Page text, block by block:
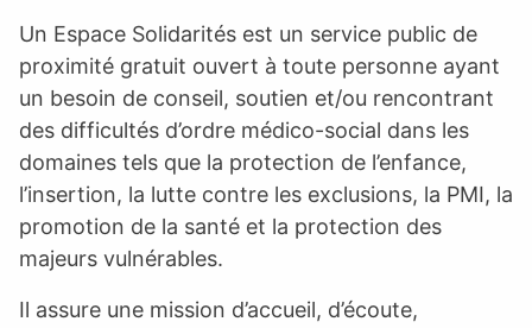
Un Espace Solidarités est un service public de
proximité gratuit ouvert à toute personne ayant
un besoin de conseil, soutien et/ou rencontrant
des difficultés d’ordre médico-social dans les
domaines tels que la protection de l’enfance,
l’insertion, la lutte contre les exclusions, la PMI, la
promotion de la santé et la protection des
majeurs vulnérables.
Il assure une mission d’accueil, d’écoute,